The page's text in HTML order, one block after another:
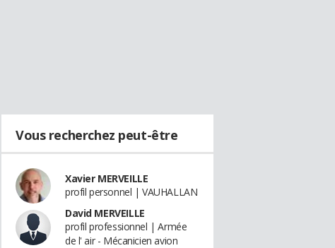
Vous recherchez peut-être
Xavier MERVEILLE
profil personnel | VAUHALLAN
David MERVEILLE
profil professionnel | Armée
de l' air - Mécanicien avion